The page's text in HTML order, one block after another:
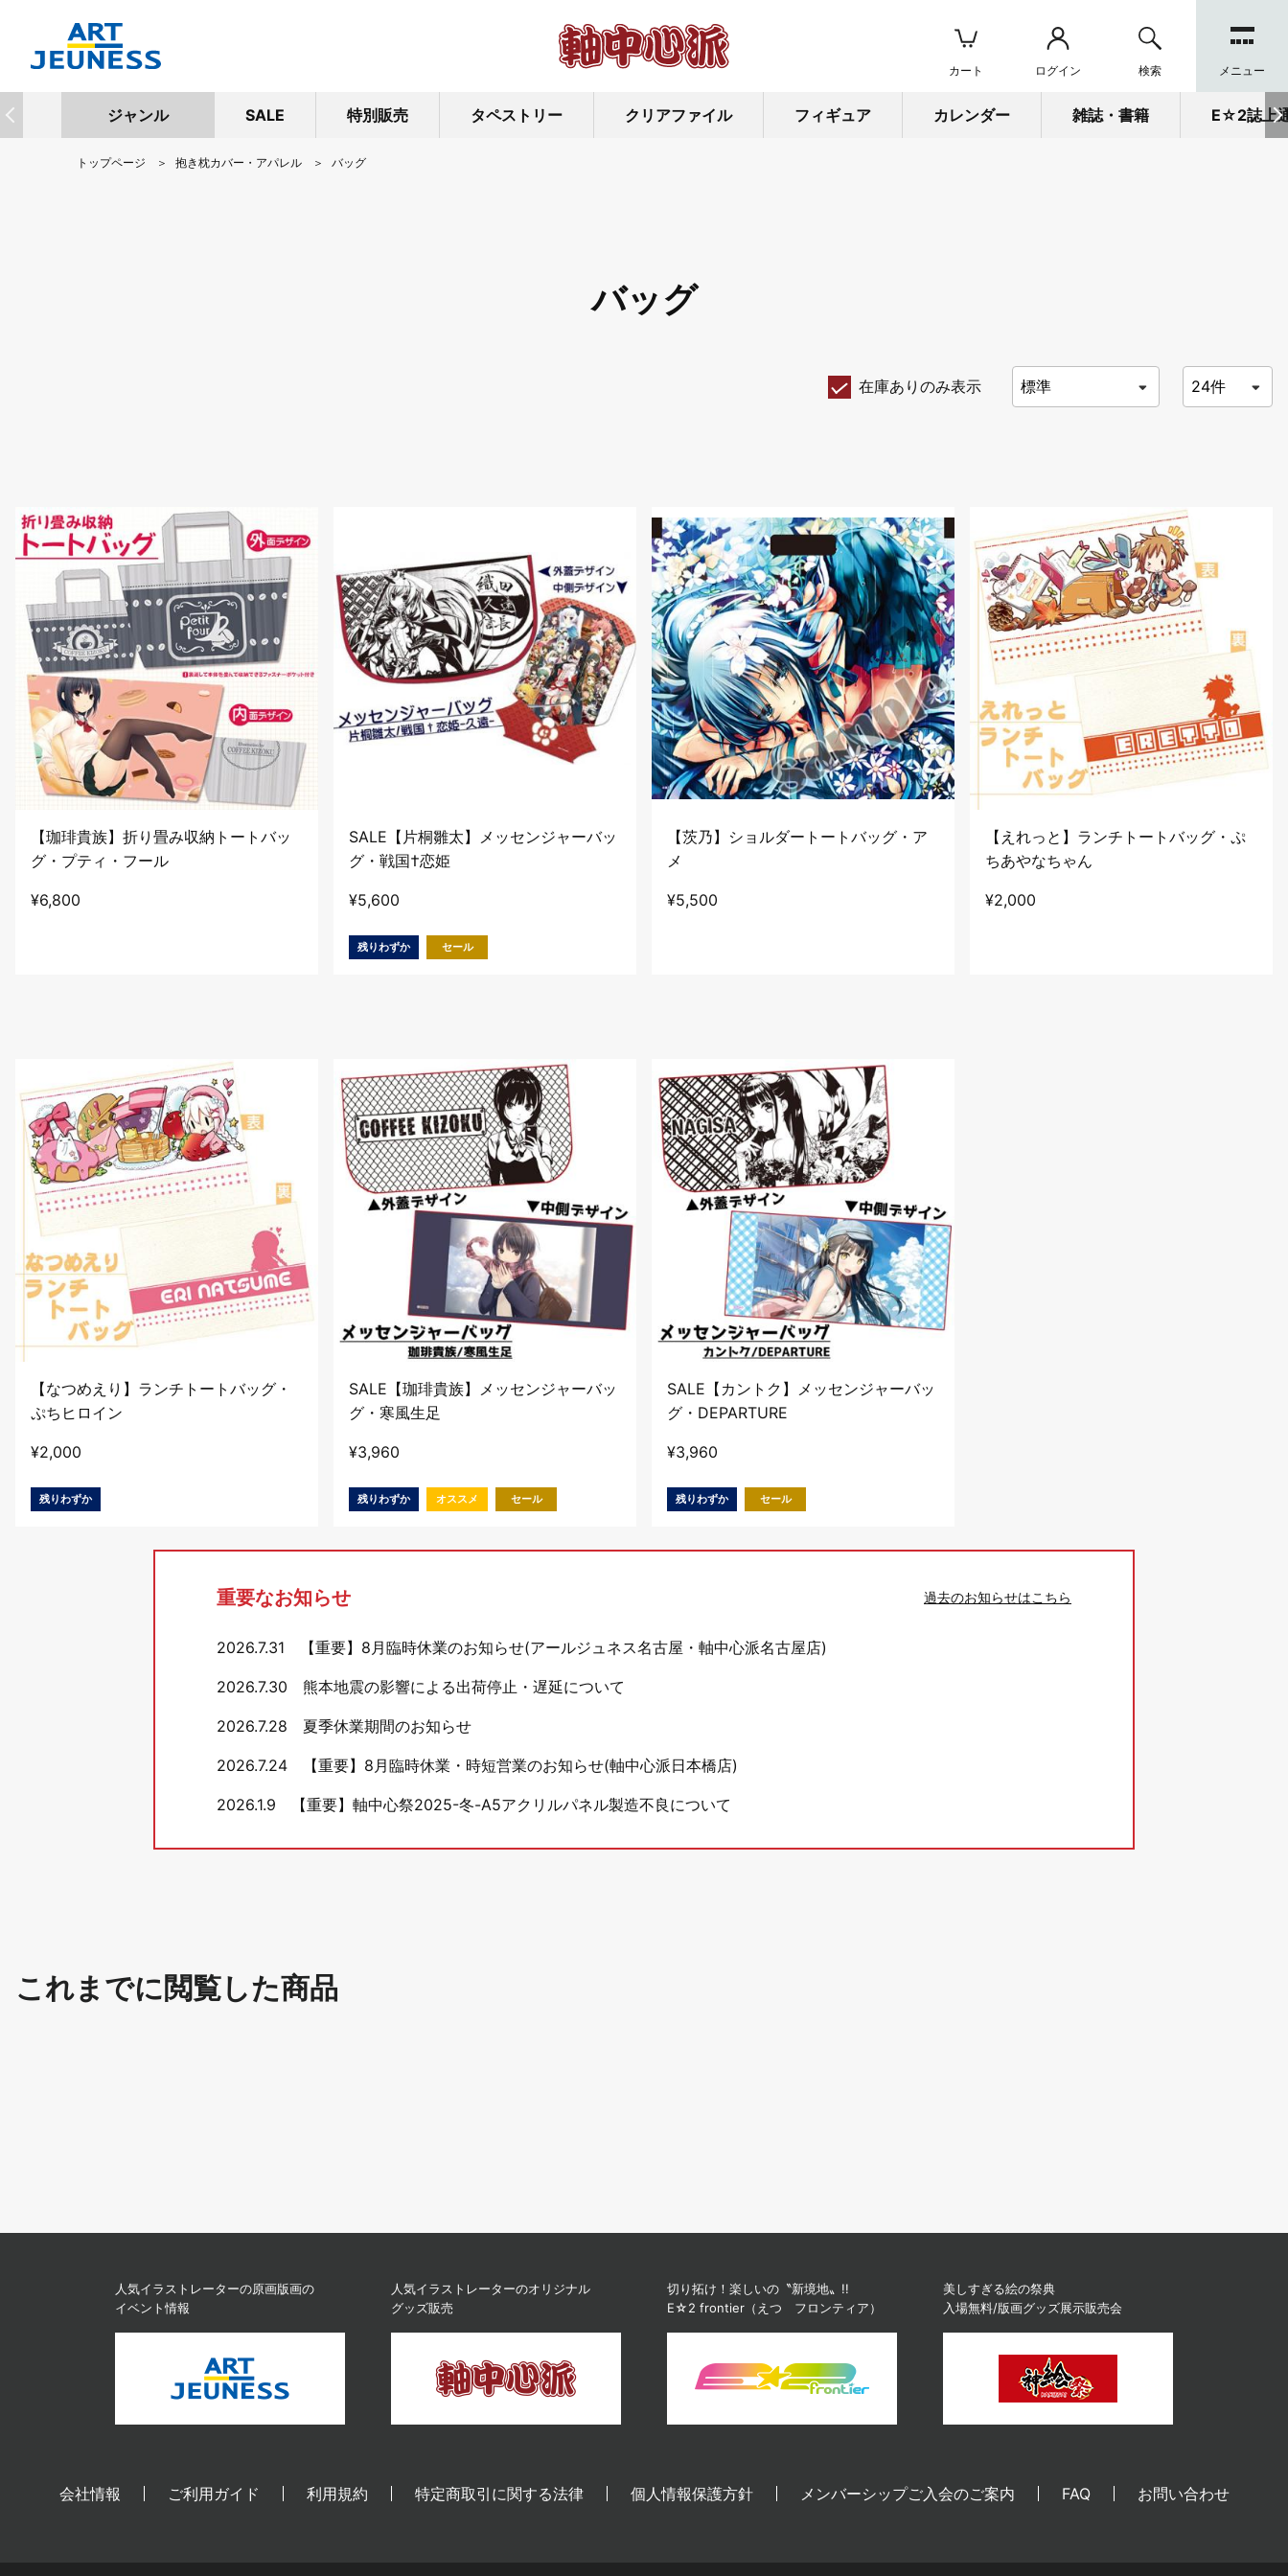
カート ログイン 検索 メニュー
ジャンル SALE 特別販売 タペストリー クリアファイル フィギュア カレンダー 雑誌・書籍 E☆2誌上
トップページ 抱き枕カバー・アパレル バッグ
バッグ
在庫ありのみ表示
【珈琲貴族】折り畳み収納トートバッ
グ・プティ・フール
¥6,800
SALE【片桐雛太】メッセンジャーバッ
グ・戦国†恋姫
¥5,600
残りわずか セール
【茨乃】ショルダートートバッグ・ア
メ
¥5,500
【えれっと】ランチトートバッグ・ぷ
ちあやなちゃん
¥2,000
【なつめえり】ランチトートバッグ・
ぷちヒロイン
¥2,000
残りわずか
SALE【珈琲貴族】メッセンジャーバッ
グ・寒風生足
¥3,960
残りわずか オススメ セール
SALE【カントク】メッセンジャーバッ
グ・DEPARTURE
¥3,960
残りわずか セール
重要なお知らせ 過去のお知らせはこちら
2026.7.31 【重要】8月臨時休業のお知らせ(アールジュネス名古屋・軸中心派名古屋店)
2026.7.30 熊本地震の影響による出荷停止・遅延について
2026.7.28 夏季休業期間のお知らせ
2026.7.24 【重要】8月臨時休業・時短営業のお知らせ(軸中心派日本橋店)
2026.1.9 【重要】軸中心祭2025-冬-A5アクリルパネル製造不良について
これまでに閲覧した商品
人気イラストレーターの原画版画の
イベント情報
人気イラストレーターのオリジナル
グッズ販売
切り拓け！楽しいの〝新境地〟!!
E☆2 frontier（えつ フロンティア）
美しすぎる絵の祭典
入場無料/版画グッズ展示販売会
会社情報 ご利用ガイド 利用規約 特定商取引に関する法律 個人情報保護方針 メンバーシップご入会のご案内 FAQ お問い合わせ